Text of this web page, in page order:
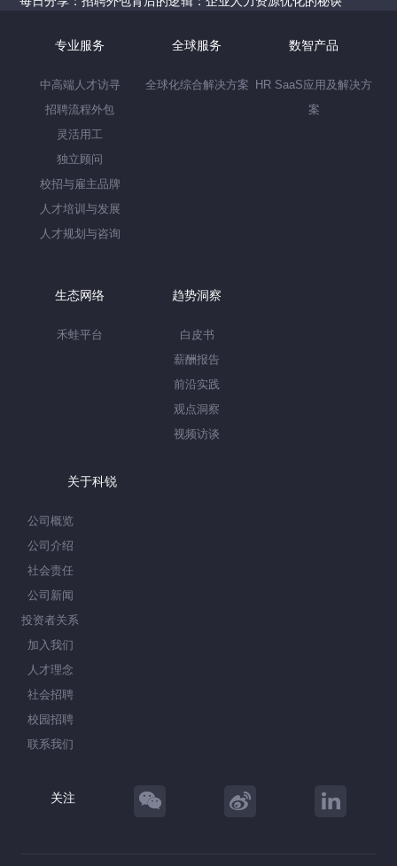
专业服务
中高端人才访寻
招聘流程外包
灵活用工
独立顾问
校招与雇主品牌
人才培训与发展
人才规划与咨询
全球服务
全球化综合解决方案
数智产品
HR SaaS应用及解决方
案
生态网络
禾蛙平台
趋势洞察
白皮书
薪酬报告
前沿实践
观点洞察
视频访谈
关于科锐
公司概览
公司介绍
社会责任
公司新闻
投资者关系
加入我们
人才理念
社会招聘
校园招聘
联系我们
关注